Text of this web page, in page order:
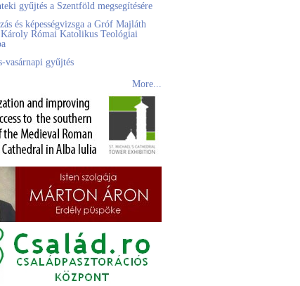
gyűjtés a Szentföld megsegítésére
és képességvizsga a Gróf Majláth
Károly Római Katolikus Teológiai
vasárnapi gyűjtés
More...